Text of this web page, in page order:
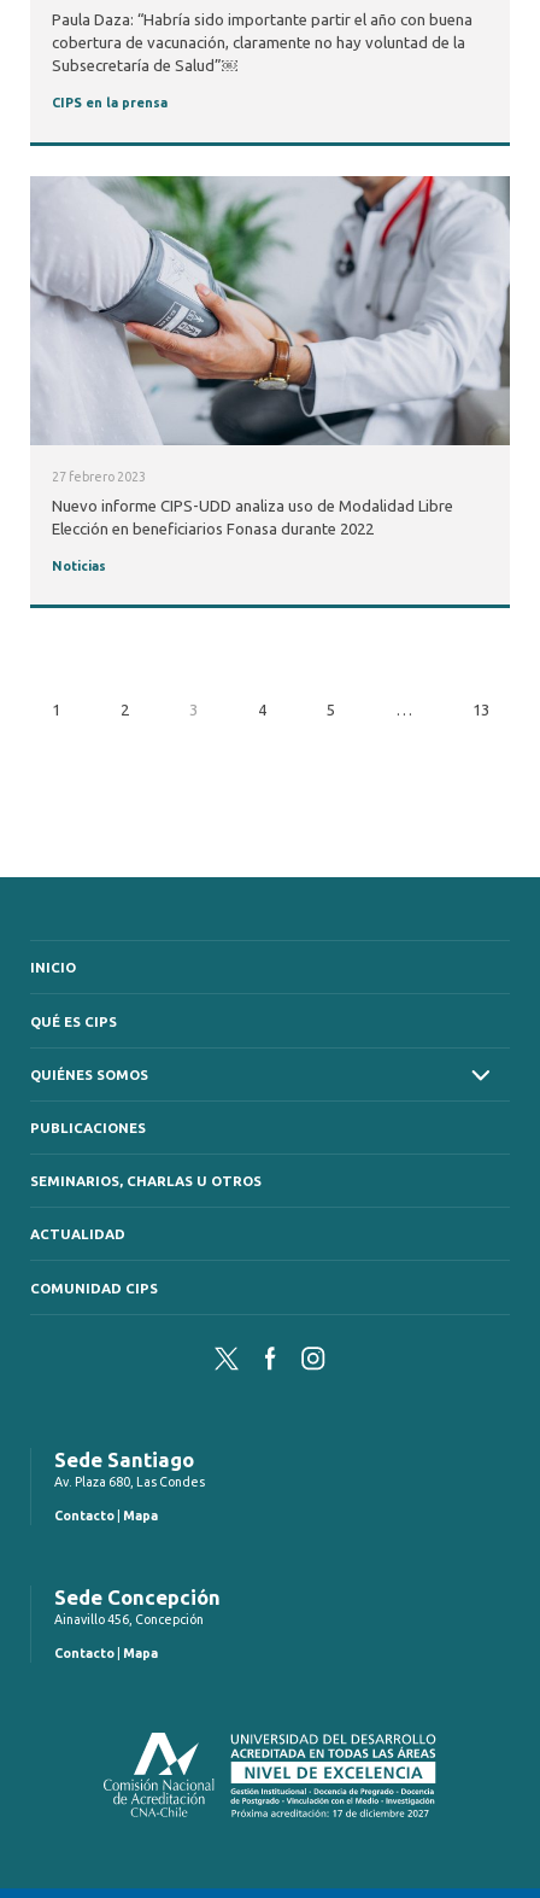
Paula Daza: “Habría sido importante partir el año con buena
cobertura de vacunación, claramente no hay voluntad de la
Subsecretaría de Salud”￼
CIPS en la prensa
27 febrero 2023
Nuevo informe CIPS-UDD analiza uso de Modalidad Libre
Elección en beneficiarios Fonasa durante 2022
Noticias
1 2 3 4 5 … 13
INICIO
QUÉ ES CIPS
QUIÉNES SOMOS
PUBLICACIONES
SEMINARIOS, CHARLAS U OTROS
ACTUALIDAD
COMUNIDAD CIPS
Twitter FacebookInstagram
Sede Santiago
Av. Plaza 680, Las Condes
Contacto Mapa
Sede Concepción
Ainavillo 456, Concepción
Contacto Mapa